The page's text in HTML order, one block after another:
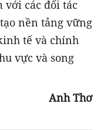
với các đối tác
nền tảng vững
tế và chính
vực và song
Anh Thơ